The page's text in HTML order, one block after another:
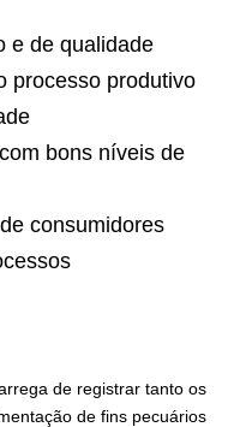
e de qualidade
processo produtivo
bons níveis de
consumidores
de registrar tanto os
de fins pecuários